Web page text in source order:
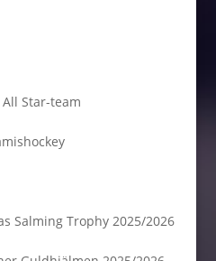
Star-team
Salming Trophy 2025/2026